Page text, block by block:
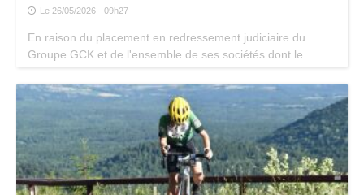
Le 26/05/2026 - 09h27
En raison du placement en redressement judiciaire du
Groupe GCK et de l'ensemble de ses sociétés dont le
est annulée.